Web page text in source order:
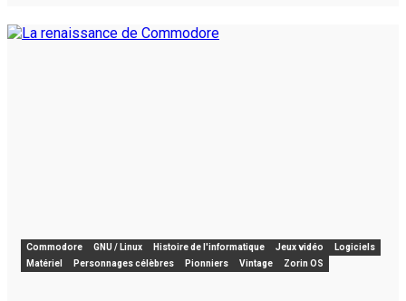
Commodore GNU / Linux Histoire de l'informatique Jeux vidéo
Logiciels
Matériel
Personnages célèbres Pionniers Vintage Zorin OS